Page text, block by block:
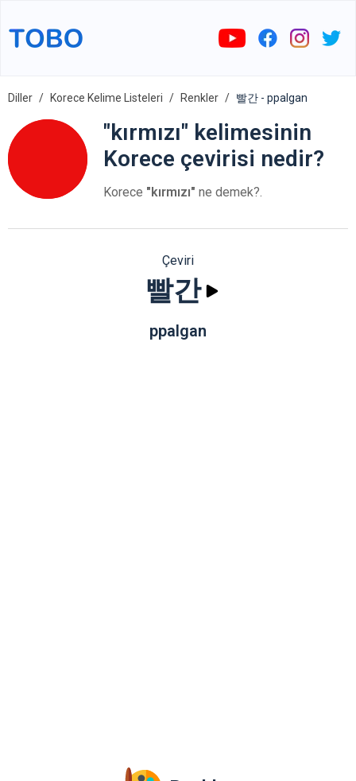
Diller Korece Kelime Listeleri Renkler 빨간 - ppalgan
"kırmızı" kelimesinin
Korece çevirisi nedir?
Korece "kırmızı" ne demek?.
Çeviri
빨간
ppalgan